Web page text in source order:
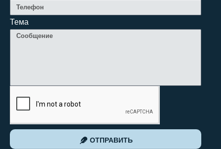
Тема
ОТПРАВИТЬ